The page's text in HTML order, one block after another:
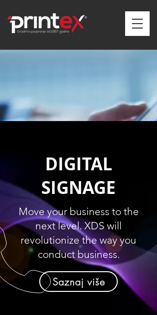
DIGITAL
SIGNAGE
Move your business to the
next level. XDS will
revolutionize the way you
conduct business.
Saznaj više